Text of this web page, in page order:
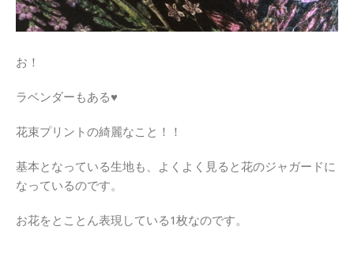
お！
ラベンダーもある♥
花束プリントの綺麗なこと！！
基本となっている生地も、よくよく見ると花のジャガードに
なっているのです。
お花をとことん表現している1枚なのです。